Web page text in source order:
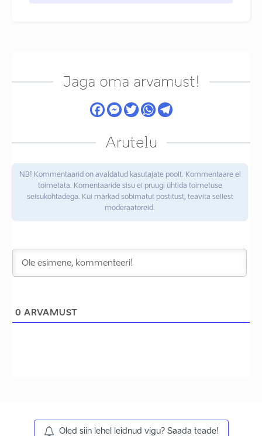
Jaga oma arvamust!
Arutelu
NB! Kommentaarid on avaldatud kasutajate poolt. Kommentaare ei
toimetata. Komentaaride sisu ei pruugi ühtida toimetuse
seisukohtadega. Kui märkad sobimatut postitust, teavita sellest
moderaatoreid.
0 ARVAMUST
Oled siin lehel leidnud vigu? Saada teade!